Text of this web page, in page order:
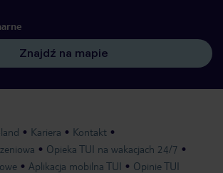
Znajdź na mapie
Kariera
Kontakt
Opieka TUI na wakacjach 24/7
Aplikacja mobilna TUI Opinie TUI